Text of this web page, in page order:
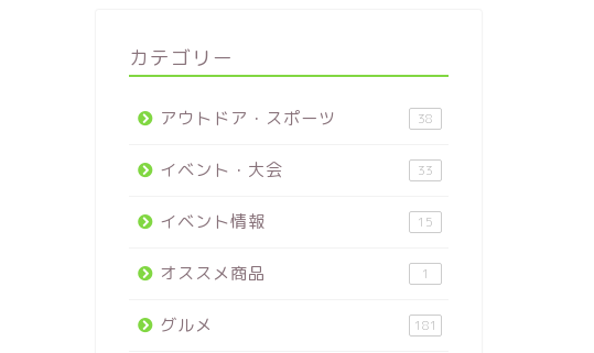
カテゴリー
アウトドア・スポーツ 38
イベント・大会 33
イベント情報 15
オススメ商品 1
グルメ 181